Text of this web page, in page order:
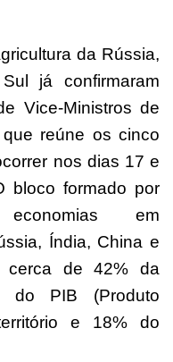
da Rússia,
já confirmaram
Vice-Ministros de
reúne os cinco
nos dias 17 e
bloco formado por
em
Índia, China e
cerca de 42% da
do PIB (Produto
e 18% do